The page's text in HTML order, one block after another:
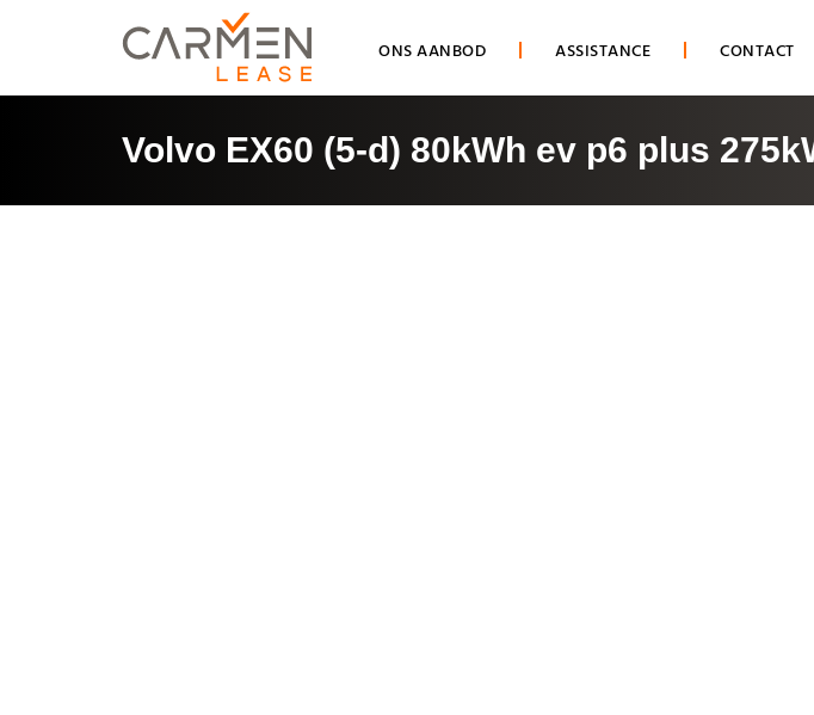
ONS AANBOD ASSISTANCE CONTACT
Volvo EX60 (5-d) 80kWh ev p6 plus